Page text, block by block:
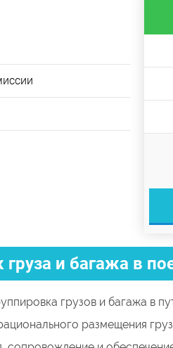
и багажа в
грузов и багажа в
размещения